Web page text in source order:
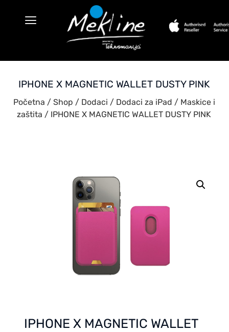
IPHONE X MAGNETIC WALLET DUSTY PINK
Početna / Shop / Dodaci / Dodaci za iPad / Maskice i
zaštita / IPHONE X MAGNETIC WALLET DUSTY PINK
IPHONE X MAGNETIC WALLET